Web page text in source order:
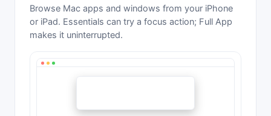
Browse Mac apps and windows from your iPhone
or iPad. Essentials can try a focus action; Full App
makes it uninterrupted.